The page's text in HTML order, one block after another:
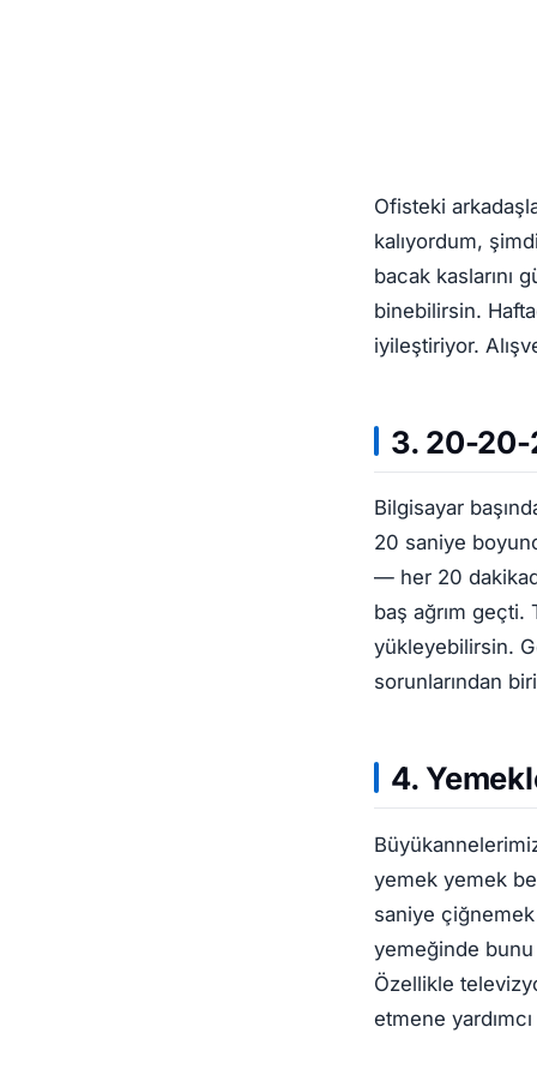
Ofisteki
kalıyordum,
bacak kaslarını
binebilirsin.
iyileştiriyor.
3. 20-20-
Bilgisayar
20 saniye
— her 20
baş ağrım geçti.
yükleyebilirsin.
sorunlarından
4.
yemek yemek
saniye çiğnemek
yemeğinde
Özellikle
etmene